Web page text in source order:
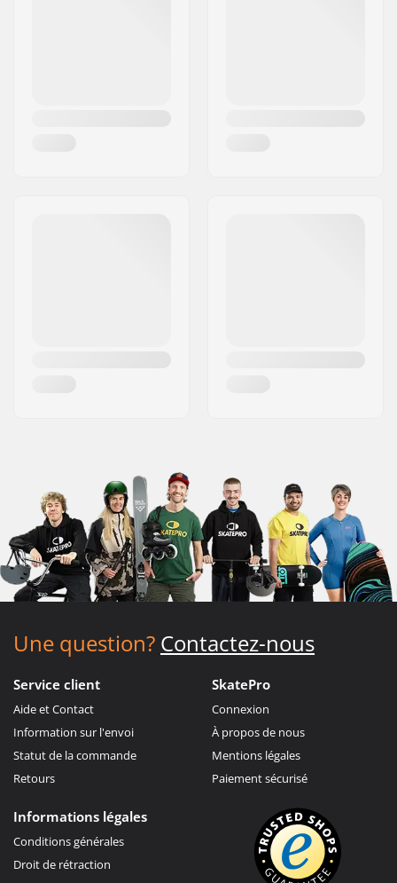
Une question? Contactez-nous
Service client
Aide et Contact
Information sur l'envoi
Statut de la commande
Retours
SkatePro
Connexion
À propos de nous
Mentions légales
Paiement sécurisé
Informations légales
Conditions générales
Droit de rétraction